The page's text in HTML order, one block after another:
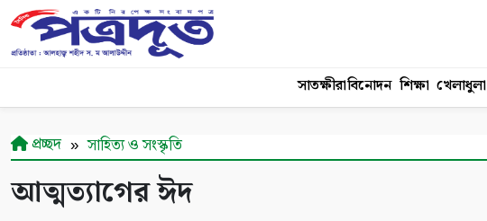
সাতক্ষীরাবিনোদন শিক্ষা খেলাধুলা
প্রচ্ছদ সাহিত্য ও সংস্কৃতি
আত্মত্যাগের ঈদ